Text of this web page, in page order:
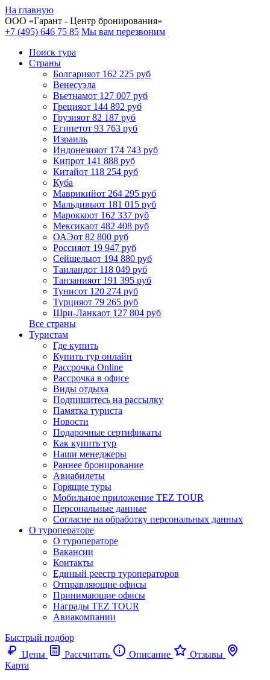
На главную
ООО «Гарант - Центр бронирования»
+7 (495) 646 75 85 Мы вам перезвоним
Поиск тура
Cтраны
Болгарияот 162 225 руб
Венесуэла
Вьетнамот 127 007 руб
Грецияот 144 892 руб
Грузияот 82 187 руб
Египетот 93 763 руб
Израиль
Индонезияот 174 743 руб
Кипрот 141 888 руб
Китайот 118 254 руб
Куба
Маврикийот 264 295 руб
Мальдивыот 181 015 руб
Мароккоот 162 337 руб
Мексикаот 482 408 руб
ОАЭот 82 800 руб
Россияот 19 947 руб
Сейшелыот 194 880 руб
Таиландот 118 049 руб
Танзанияот 191 395 руб
Тунисот 120 274 руб
Турцияот 79 265 руб
Шри-Ланкаот 127 804 руб
Все страны
Туристам
Где купить
Купить тур онлайн
Рассрочка Online
Рассрочка в офисе
Виды отдыха
Подпишитесь на рассылку
Памятка туриста
Новости
Подарочные сертификаты
Как купить тур
Наши менеджеры
Раннее бронирование
Авиабилеты
Горящие туры
Мобильное приложение TEZ TOUR
Персональные данные
Согласие на обработку персональных данных
О туроператоре
О туроператоре
Вакансии
Контакты
Единый реестр туроператоров
Отправляющие офисы
Принимающие офисы
Награды TEZ TOUR
Авиакомпании
Быстрый подбор
Цены
Рассчитать Описание
Отзывы
Карта